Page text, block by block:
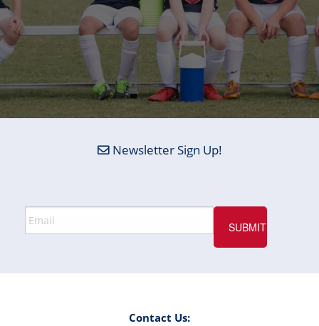
Newsletter Sign Up!
Contact Us: